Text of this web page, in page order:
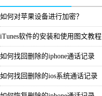
如何对苹果设备进行加密？
iTunes软件的安装和使用图文教程
如何找回删除的iphone通话记录
如何找回删除的ios系统通话记录